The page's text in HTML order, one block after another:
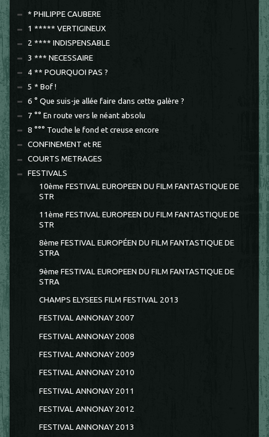
* PHILIPPE CAUBERE
1 ***** VERTIGINEUX
2 **** INDISPENSABLE
3 *** NECESSAIRE
4 ** POURQUOI PAS ?
5 * Bof !
6 ° Que suis-je allée faire dans cette galère ?
7 °° En route vers le néant absolu
8 °°° Touche le fond et creuse encore
CONFINEMENT et RE
COURTS METRAGES
FESTIVALS
10ème FESTIVAL EUROPEEN DU FILM FANTASTIQUE DE
STR
11ème FESTIVAL EUROPEEN DU FILM FANTASTIQUE DE
STR
8ème FESTIVAL EUROPÉEN DU FILM FANTASTIQUE DE
STRA
9ème FESTIVAL EUROPEEN DU FILM FANTASTIQUE DE
STRA
CHAMPS ELYSEES FILM FESTIVAL 2013
FESTIVAL ANNONAY 2007
FESTIVAL ANNONAY 2008
FESTIVAL ANNONAY 2009
FESTIVAL ANNONAY 2010
FESTIVAL ANNONAY 2011
FESTIVAL ANNONAY 2012
FESTIVAL ANNONAY 2013